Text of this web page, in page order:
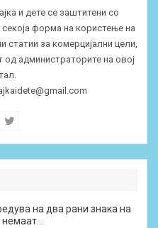
и дете се заштитени со
форма на користење на
статии за комерцијални цели,
од администраторите на овој
на два рани знака на
немаат…